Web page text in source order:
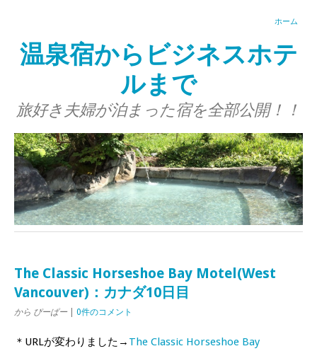
ホーム
温泉宿からビジネスホテ
ルまで
旅好き夫婦が泊まった宿を全部公開！！
The Classic Horseshoe Bay Motel(West
Vancouver)：カナダ10日目
から ぴーぱー| 0件のコメント
＊URLが変わりました→ The Classic Horseshoe Bay